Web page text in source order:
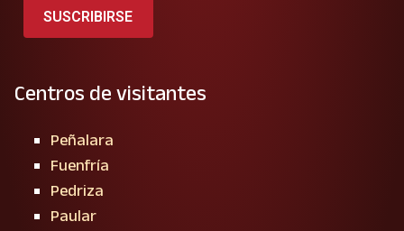
SUSCRIBIRSE
Centros de visitantes
Peñalara
Fuenfría
Pedriza
Paular